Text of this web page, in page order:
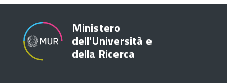
Ministero
dell'Università e
della Ricerca